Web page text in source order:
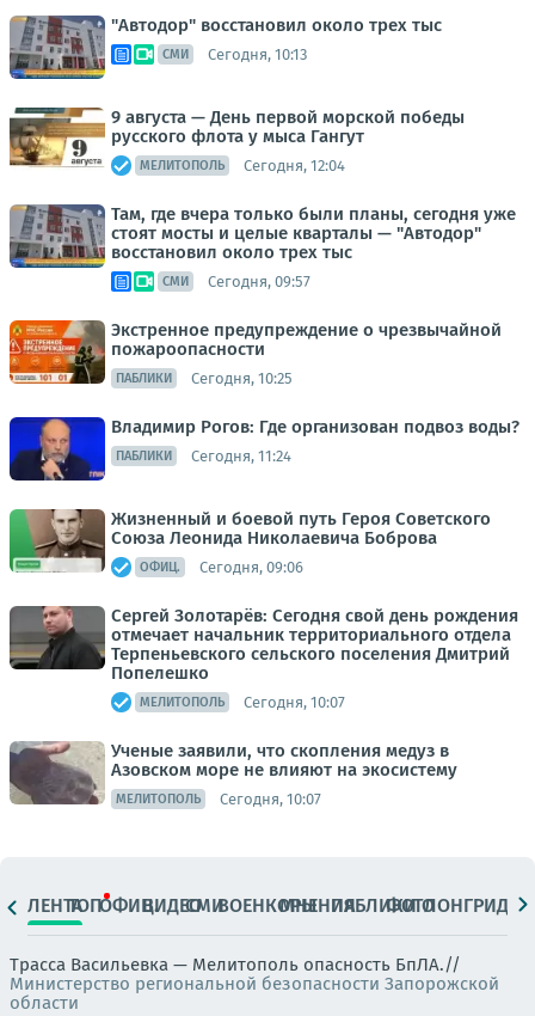
"Автодор" восстановил около трех тыс
СМИ Сегодня, 10:13
9 августа — День первой морской победы
русского флота у мыса Гангут
МЕЛИТОПОЛЬ Сегодня, 12:04
Там, где вчера только были планы, сегодня уже
стоят мосты и целые кварталы — "Автодор"
восстановил около трех тыс
СМИ Сегодня, 09:57
Экстренное предупреждение о чрезвычайной
пожароопасности
ПАБЛИКИ Сегодня, 10:25
Владимир Рогов: Где организован подвоз воды?
ПАБЛИКИ Сегодня, 11:24
Жизненный и боевой путь Героя Советского
Союза Леонида Николаевича Боброва
ОФИЦ. Сегодня, 09:06
Сергей Золотарёв: Сегодня свой день рождения
отмечает начальник территориального отдела
Терпеньевского сельского поселения Дмитрий
Попелешко
МЕЛИТОПОЛЬ Сегодня, 10:07
Ученые заявили, что скопления медуз в
Азовском море не влияют на экосистему
МЕЛИТОПОЛЬ Сегодня, 10:07
ЛЕНТАТОПОФИЦ.ВИДЕОСМИВОЕНКОРЫМНЕНИЯПАБЛИКИ
ФОТОЛОНГРИДЫ
Трасса Васильевка — Мелитополь опасность БпЛА.//
Министерство региональной безопасности Запорожской
области